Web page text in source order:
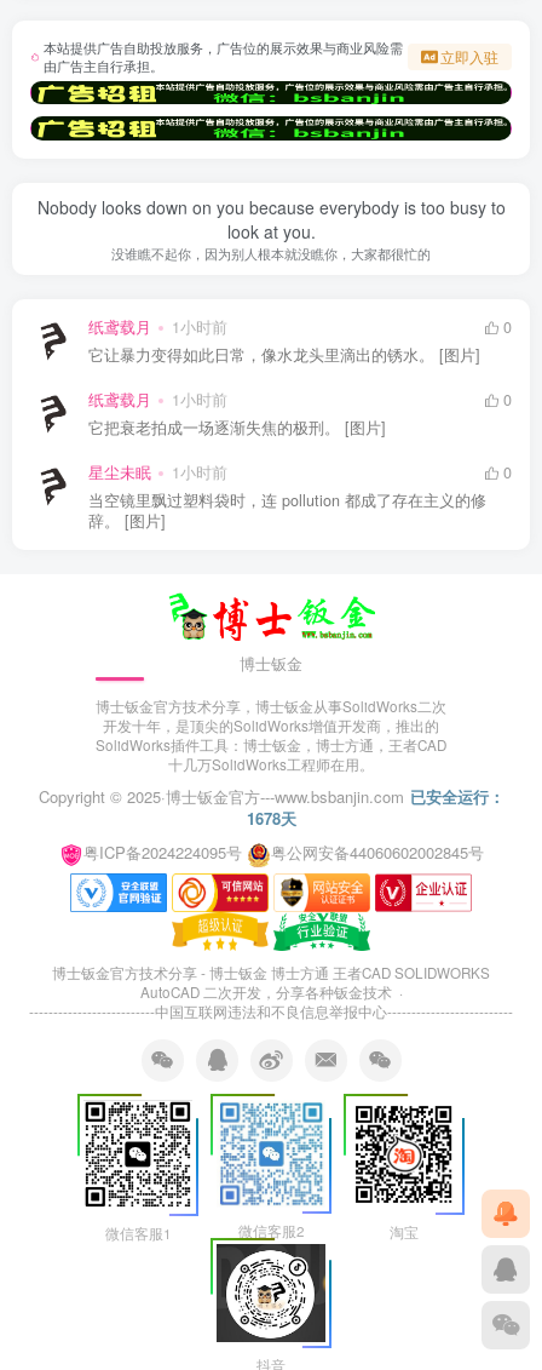
本站提供广告自助投放服务，广告位的展示效果与商业风险需
由广告主自行承担。
立即入驻
Nobody looks down on you because everybody is too busy to
look at you.
没谁瞧不起你，因为别人根本就没瞧你，大家都很忙的
纸鸢载月 1小时前
0
它让暴力变得如此日常，像水龙头里滴出的锈水。 [图片]
纸鸢载月 1小时前
0
它把衰老拍成一场逐渐失焦的极刑。 [图片]
星尘未眠 1小时前
0
当空镜里飘过塑料袋时，连 pollution 都成了存在主义的修
辞。 [图片]
博士钣金
博士钣金官方技术分享，博士钣金从事SolidWorks二次
开发十年，是顶尖的SolidWorks增值开发商，推出的
SolidWorks插件工具：博士钣金，博士方通，王者CAD
十几万SolidWorks工程师在用。
Copyright © 2025·博士钣金官方---www.bsbanjin.com 已安全运行：
1678天
粤ICP备2024224095号
粤公网安备44060602002845号
博士钣金官方技术分享 - 博士钣金 博士方通 王者CAD SOLIDWORKS
AutoCAD 二次开发，分享各种钣金技术 ·
--------------------------中国互联网违法和不良信息举报中心--------------------------
微信客服1 微信客服2 淘宝
抖音